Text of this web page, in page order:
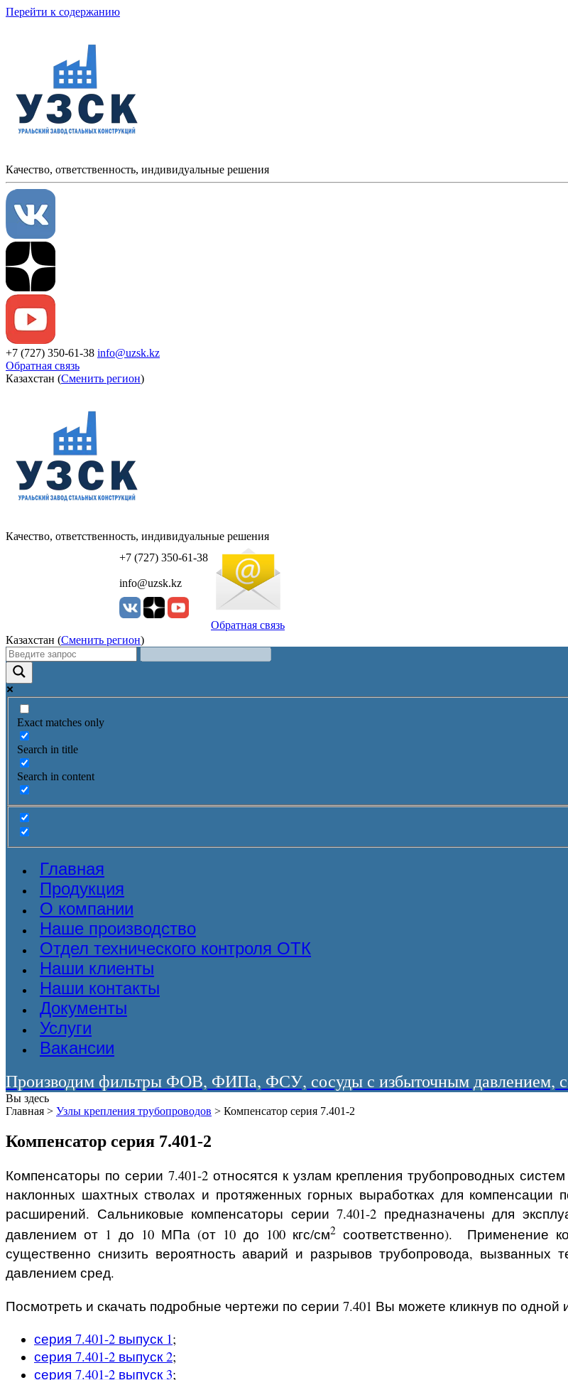
Перейти к содержанию
Качество, ответственность, индивидуальные решения
+7 (727) 350-61-38 info@uzsk.kz
Обратная связь
Казахстан (Сменить регион)
УЗСК Казахстан
Качество, ответственность, индивидуальные решения
+7 (727) 350-61-38
info@uzsk.kz
Обратная связь
Казахстан (Сменить регион)
Exact matches only
Search in title
Search in content
Главная
Продукция
О компании
Наше производство
Отдел технического контроля ОТК
Наши клиенты
Наши контакты
Документы
Услуги
Вакансии
Производим фильтры ФОВ, ФИПа, ФСУ, сосуды с избыточным давлением,
Вы здесь
Главная > Узлы крепления трубопроводов > Компенсатор серия 7.401-2
Компенсатор серия 7.401-2
Компенсаторы по серии 7.401-2 относятся к узлам крепления трубопроводных
наклонных шахтных стволах и протяженных горных выработках для компенсации
расширений. Сальниковые компенсаторы серии 7.401-2 предназначены для
давлением от 1 до 10 МПа (от 10 до 100 кгс/см2соответственно). Применение
существенно снизить вероятность аварий и разрывов трубопровода, вызванных
давлением сред.
Посмотреть и скачать подробные чертежи по серии 7.401 Вы можете кликнув по одной
серия 7.401-2 выпуск 1;
серия 7.401-2 выпуск 2;
серия 7.401-2 выпуск 3;